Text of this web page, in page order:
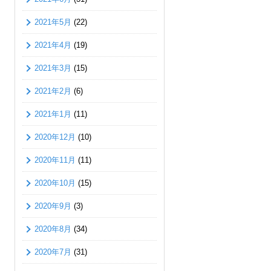
2021年5月 (22)
2021年4月 (19)
2021年3月 (15)
2021年2月 (6)
2021年1月 (11)
2020年12月 (10)
2020年11月 (11)
2020年10月 (15)
2020年9月 (3)
2020年8月 (34)
2020年7月 (31)